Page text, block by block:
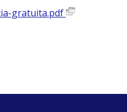
gratuita.pdf